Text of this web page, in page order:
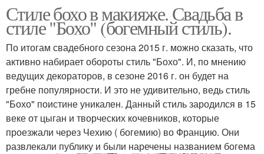
Стиле бохо в макияже. Свадьба в
стиле "Бохо" (богемный стиль).
По итогам свадебного сезона 2015 г. можно сказать, что
активно набирает обороты стиль "Бохо". И, по мнению
ведущих декораторов, в сезоне 2016 г. он будет на
гребне популярности. И это не удивительно, ведь стиль
"Бохо" поистине уникален. Данный стиль зародился в 15
веке от цыган и творческих кочевников, которые
проезжали через Чехию ( богемию) во Францию. Они
развлекали публику и были наречены названием богема